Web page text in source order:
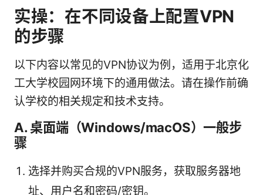
实操：在不同设备上配置VPN
的步骤
以下内容以常见的VPN协议为例，适用于北京化
工大学校园网环境下的通用做法。请在操作前确
认学校的相关规定和技术支持。
A. 桌面端（Windows/macOS）一般步
骤
选择并购买合规的VPN服务，获取服务器地
址、用户名和密码/密钥。